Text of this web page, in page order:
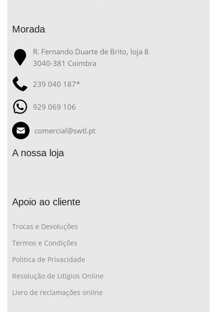
Morada
R. Fernando Duarte de Brito, loja 8
3040-381 Coimbra
239 040 187*
929 069 106
comercial@swtl.pt
A nossa loja
Apoio ao cliente
Trocas e Devoluções
Termos e Condições
Politica de Privacidade
Resolução de Litígios Online
Livro de reclamações online